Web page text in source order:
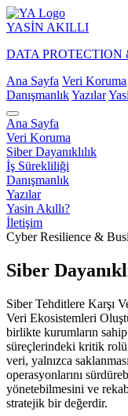
YASİN AKILLI
DATA PROTECTION
Ana Sayfa Veri Koruma
DanışmanlıkYazılar
Ana Sayfa
Veri Koruma
Siber Dayanıklılık
İş Sürekliliği
Danışmanlık
Yazılar
Yasin Akıllı?
İletişim
Cyber Resilience &
Siber
Siber Tehditlere Karşı
Veri Ekosistemleri
birlikte kurumların
süreçlerindeki kritik rolü
veri, yalnızca
operasyonlarını
yönetebilmesini ve
stratejik bir değerdir.